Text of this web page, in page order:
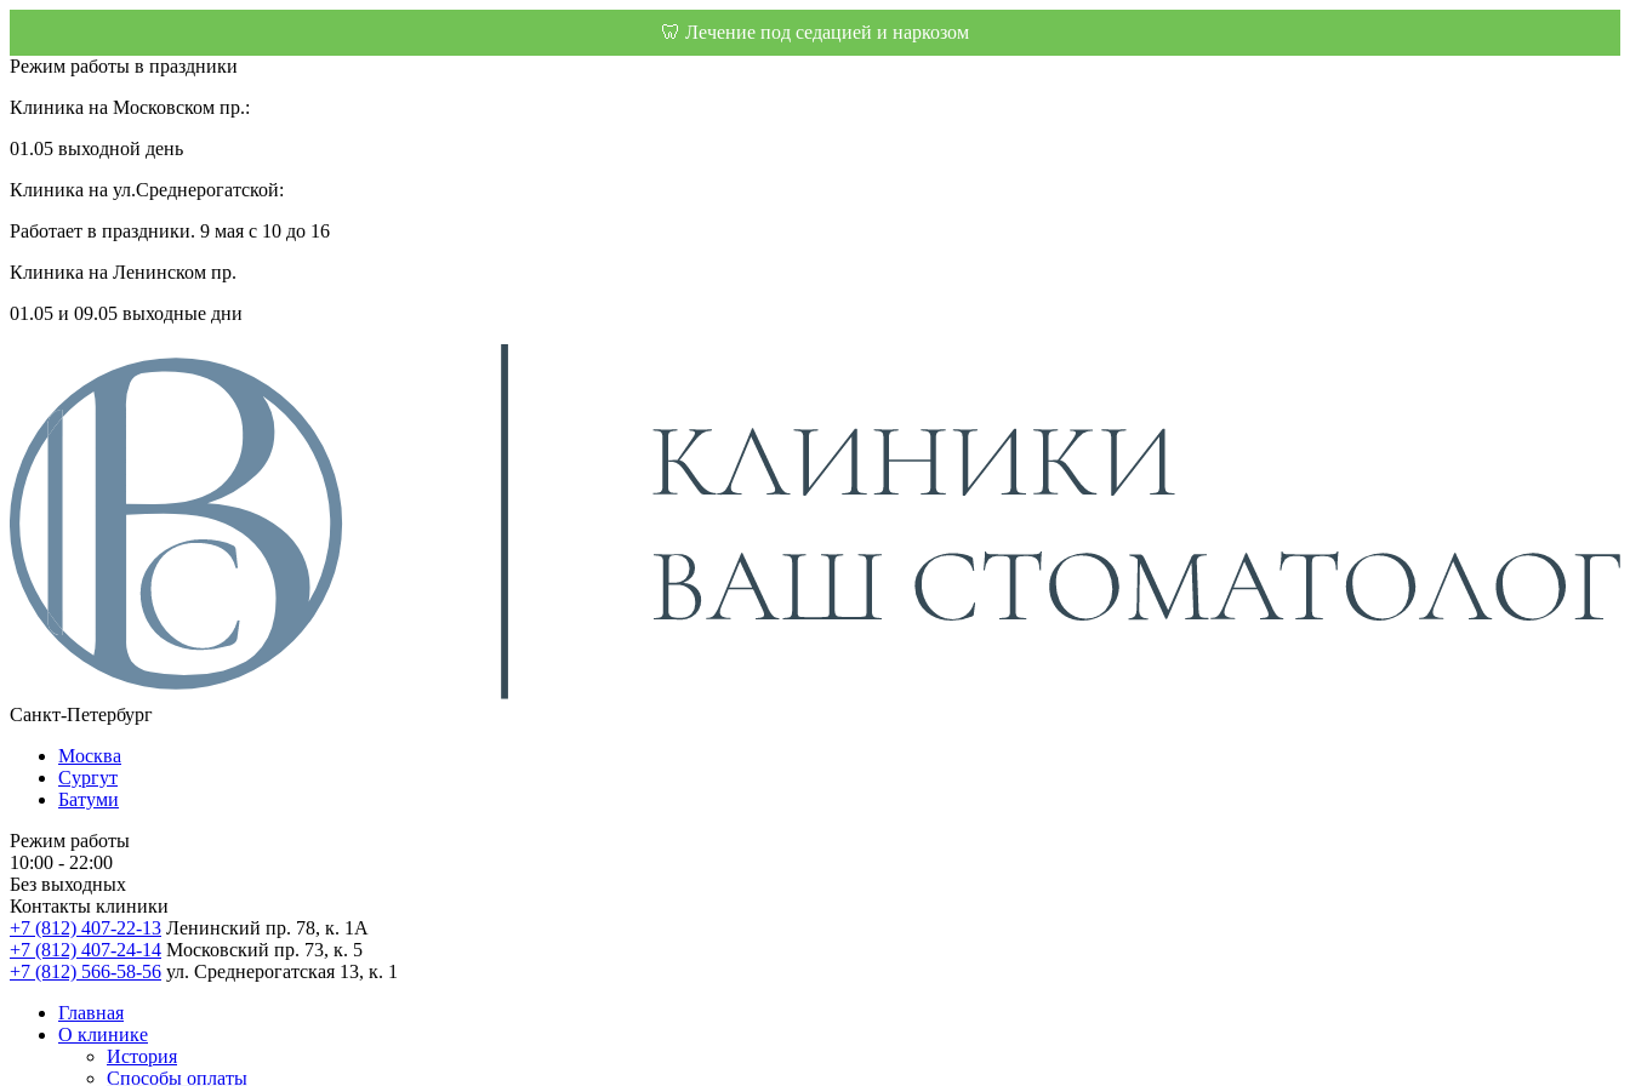
🦷 Лечение под седацией и наркозом
Режим работы в праздники
Клиника на Московском пр.:
01.05 выходной день
Клиника на ул.Среднерогатской:
Работает в праздники. 9 мая с 10 до 16
Клиника на Ленинском пр.
01.05 и 09.05 выходные дни
Санкт-Петербург
Москва
Сургут
Батуми
Режим работы
10:00 - 22:00
Без выходных
Контакты клиники
+7 (812) 407-22-13 Ленинский пр. 78, к. 1А
+7 (812) 407-24-14 Московский пр. 73, к. 5
+7 (812) 566-58-56 ул. Среднерогатская 13, к. 1
Главная
О клинике
История
Способы оплаты